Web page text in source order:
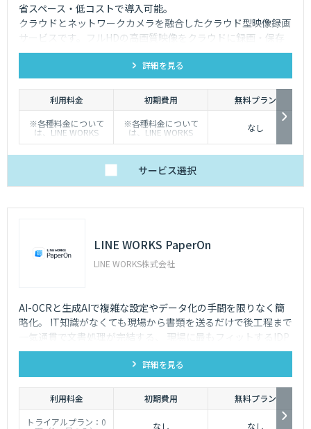
LINE WORKS PaperOn
LINE WORKS株式会社
AI-OCRと生成AIで複雑な設定やデータ化の手間を限りなく簡
略化。 IT知識がなくても現場から書類を送るだけで後工程まで
一気通貫で文書処理が完結する、 現場に最もフィットするIDP
ソリューションです。
詳細を見る
利用料金 初期費用
無料プラン
トライアルプラン：0
なし なし
省スペース・低コストで導入可能。
クラウドとネットワークカメラを融合したクラウド型映像録画
サービスです。フルHDの高画質映像をクラウドに録画・保存
し、PC・スマホ・タブレットからいつでもどこでも確認可
能。省スペース・低コストで導入でき、安定した品質と柔軟な
運用性を兼ね備えています。
詳細を見る
利用料金 初期費用
無料プラン
※各種料金について
は、LINE WORKS
Visionの販売店までお
※各種料金について
は、LINE WORKS
Visionの販売店までお
なし
サービス選択